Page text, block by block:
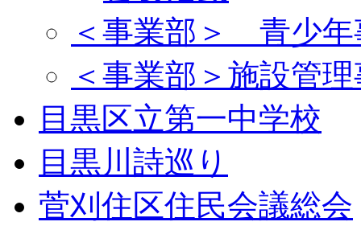
＜事業部＞ 青少年
＜事業部＞施設管
目黒区立第一中学校
目黒川詩巡り
菅刈住区住民会議総会